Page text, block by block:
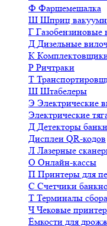
Ф Фаршемешалка
Ш Шприц
Г Газобензиновые
Д Дизельные
К Комплектовщики
Р Ричтраки
Т
Ш Штабелеры
Э Электрические
Электрические
Д Детекторы
Дисплеи QR-кодов
Л Лазерные
О Онлайн-кассы
П Принтеры для
С Счетчики
Т Терминалы
ЧЧековые
Ёмкости для